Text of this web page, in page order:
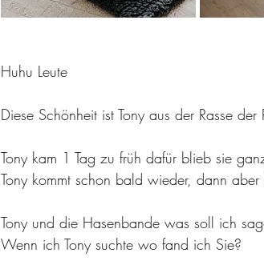
Huhu Leute
Diese Schönheit ist Tony aus der Rasse der
Tony kam 1 Tag zu früh dafür blieb sie
Tony kommt schon bald wieder, dann aber
Tony und die Hasenbande was soll ich
Wenn ich Tony suchte wo fand ich Sie?